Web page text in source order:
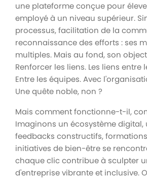
une plateforme conçue pour
employé à un niveau supérieur.
processus, facilitation de la
reconnaissance des efforts : ses
multiples. Mais au fond, son
Renforcer les liens. Les liens entre
Entre les équipes. Avec
Une quête noble, non ?
Mais comment fonctionne-t-il,
Imaginons un écosystème digital,
feedbacks constructifs,
initiatives de bien-être se
chaque clic contribue à sculpter
d'entreprise vibrante et inclusive.